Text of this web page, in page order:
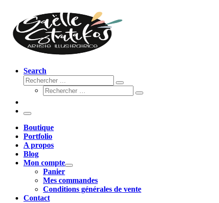
Search
Rechercher
Rechercher
Rechercher
Rechercher
Menu
Boutique
Portfolio
A propos
Blog
Mon compte
Panier
Mes commandes
Conditions générales de vente
Contact